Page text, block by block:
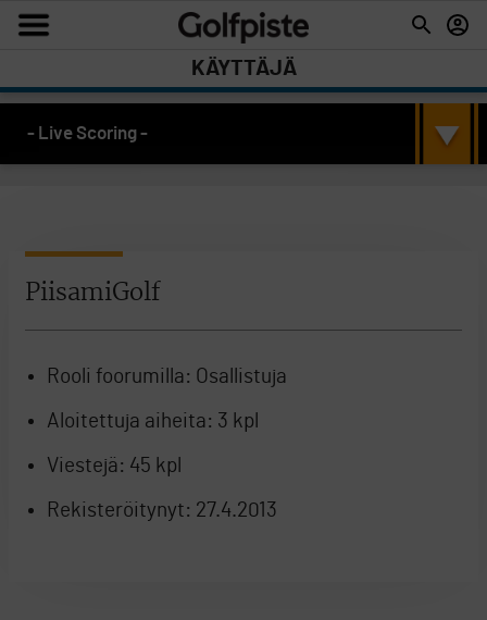
KÄYTTÄJÄ
- Live Scoring -
PiisamiGolf
Rooli foorumilla: Osallistuja
Aloitettuja aiheita: 3 kpl
Viestejä: 45 kpl
Rekisteröitynyt: 27.4.2013